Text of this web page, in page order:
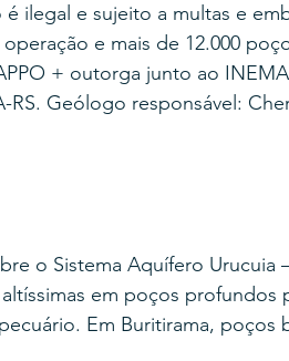
ilegal e sujeito a multas e
e mais de 12.000
+ outorga junto ao
Geólogo responsável:
o Sistema Aquífero Urucuia
em poços profundos
Em Buritirama, poços